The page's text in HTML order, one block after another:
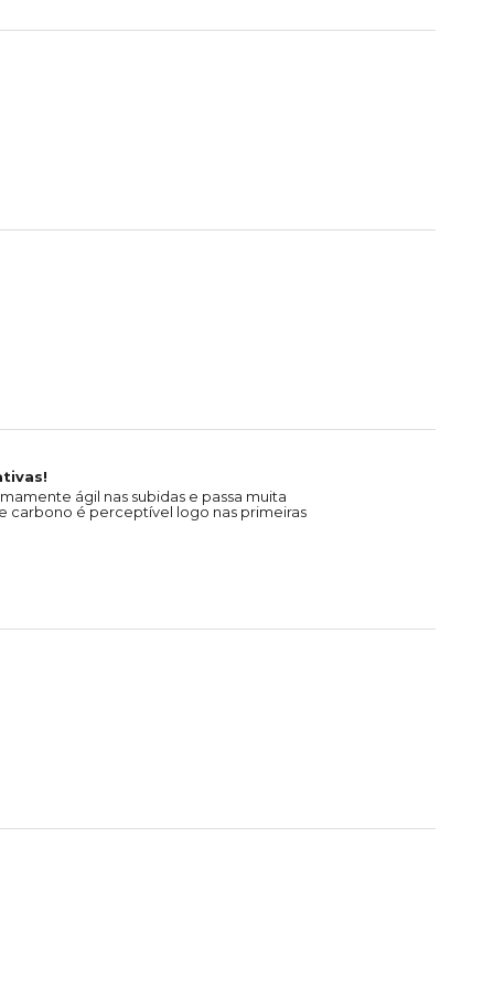
ágil nas subidas e passa muita
carbono é perceptível logo nas primeiras